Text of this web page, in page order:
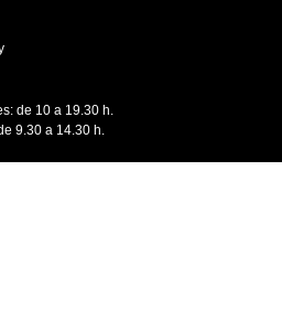
de 10 a 19.30 h.
9.30 a 14.30 h.